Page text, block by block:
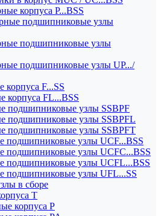
корпуса P...BSS
подшипниковые узлы
подшипниковые узлы
подшипниковые узлы UP.../
F...SS
FL...BSS
подшипниковые узлы SSBPF
подшипниковые узлы SSBPFL
подшипниковые узлы SSBPFT
подшипниковые узлы UCF...BSS
подшипниковые узлы UCFC...BSS
подшипниковые узлы UCFL...BSS
подшипниковые узлы UFL...SS
в сборе
T
корпуса P